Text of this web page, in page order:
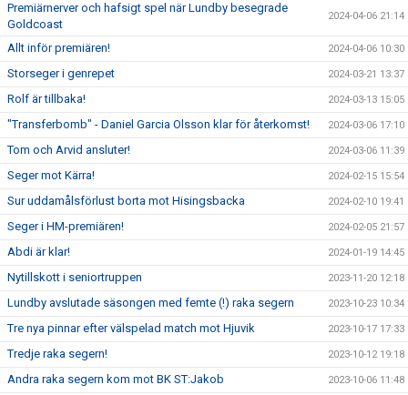
Premiärnerver och hafsigt spel när Lundby besegrade
Goldcoast
2024-04-06 21:14
Allt inför premiären! 2024-04-06 10:30
Storseger i genrepet 2024-03-21 13:37
Rolf är tillbaka! 2024-03-13 15:05
"Transferbomb" - Daniel Garcia Olsson klar för återkomst! 2024-03-06 17:10
Tom och Arvid ansluter! 2024-03-06 11:39
Seger mot Kärra! 2024-02-15 15:54
Sur uddamålsförlust borta mot Hisingsbacka 2024-02-10 19:41
Seger i HM-premiären! 2024-02-05 21:57
Abdi är klar! 2024-01-19 14:45
Nytillskott i seniortruppen 2023-11-20 12:18
Lundby avslutade säsongen med femte (!) raka segern 2023-10-23 10:34
Tre nya pinnar efter välspelad match mot Hjuvik 2023-10-17 17:33
Tredje raka segern! 2023-10-12 19:18
Andra raka segern kom mot BK ST:Jakob 2023-10-06 11:48